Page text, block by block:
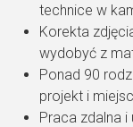
technice w
Korekta
wydobyć z
Ponad 90
projekt i
Praca zdalna i